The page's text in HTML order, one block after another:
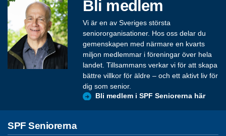
Bli medlem
Vi är en av Sveriges största
seniororganisationer. Hos oss delar du
gemenskapen med närmare en kvarts
miljon medlemmar i föreningar över hela
landet. Tillsammans verkar vi för att skapa
bättre villkor för äldre – och ett aktivt liv för
dig som senior.
Bli medlem i SPF Seniorerna här
SPF Seniorerna